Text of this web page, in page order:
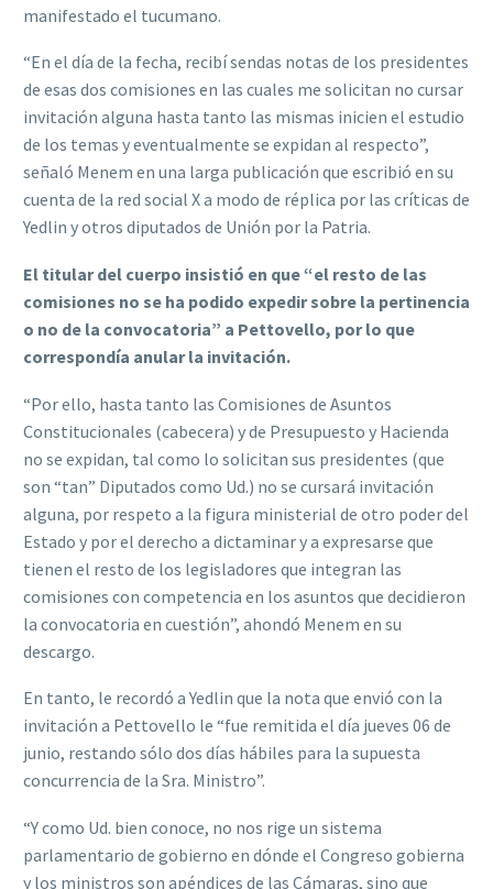
manifestado el tucumano.
“En el día de la fecha, recibí sendas notas de los presidentes
de esas dos comisiones en las cuales me solicitan no cursar
invitación alguna hasta tanto las mismas inicien el estudio
de los temas y eventualmente se expidan al respecto”,
señaló Menem en una larga publicación que escribió en su
cuenta de la red social X a modo de réplica por las críticas de
Yedlin y otros diputados de Unión por la Patria.
El titular del cuerpo insistió en que “el resto de las
comisiones no se ha podido expedir sobre la pertinencia
o no de la convocatoria” a Pettovello, por lo que
correspondía anular la invitación.
“Por ello, hasta tanto las Comisiones de Asuntos
Constitucionales (cabecera) y de Presupuesto y Hacienda
no se expidan, tal como lo solicitan sus presidentes (que
son “tan” Diputados como Ud.) no se cursará invitación
alguna, por respeto a la figura ministerial de otro poder del
Estado y por el derecho a dictaminar y a expresarse que
tienen el resto de los legisladores que integran las
comisiones con competencia en los asuntos que decidieron
la convocatoria en cuestión”, ahondó Menem en su
descargo.
En tanto, le recordó a Yedlin que la nota que envió con la
invitación a Pettovello le “fue remitida el día jueves 06 de
junio, restando sólo dos días hábiles para la supuesta
concurrencia de la Sra. Ministro”.
“Y como Ud. bien conoce, no nos rige un sistema
parlamentario de gobierno en dónde el Congreso gobierna
y los ministros son apéndices de las Cámaras, sino que